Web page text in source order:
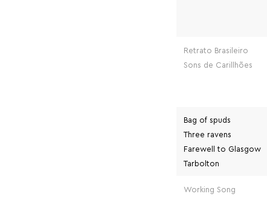
Retrato Brasileiro
Sons de Carillhões
Bag of spuds
Three ravens
Farewell to Glasgow
Tarbolton
Working Song